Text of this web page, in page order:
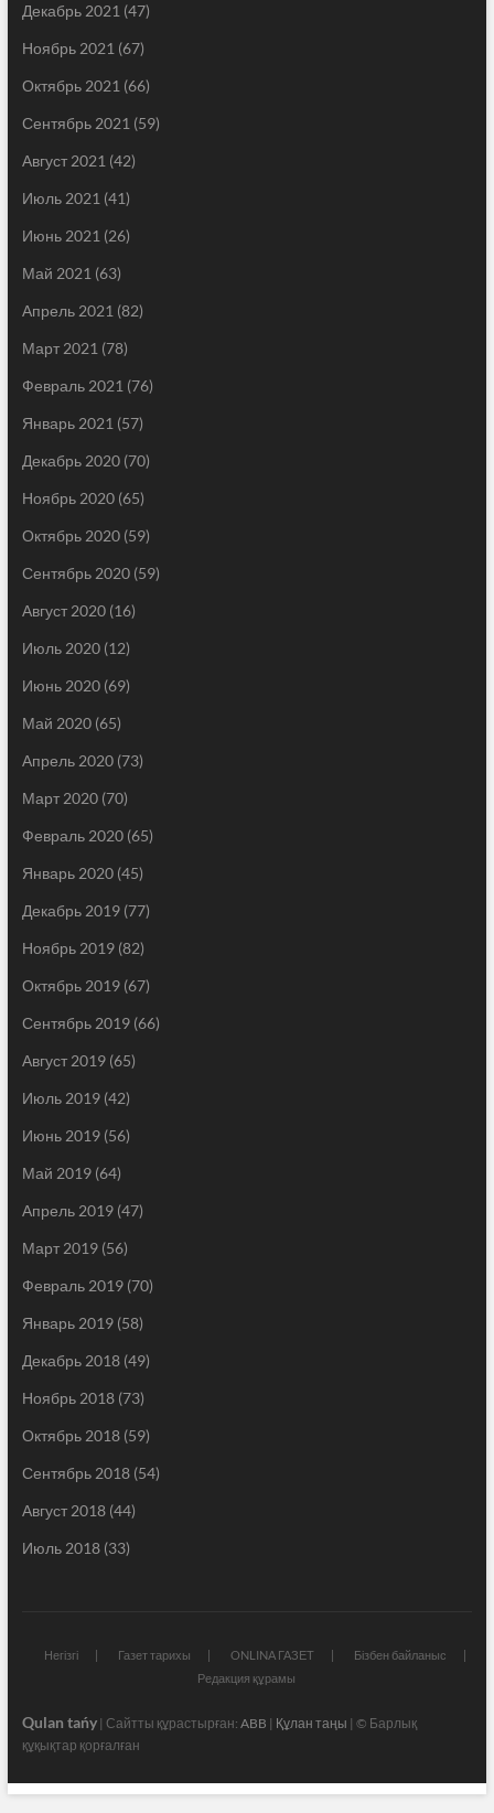
Декабрь 2021 (47)
Ноябрь 2021 (67)
Октябрь 2021 (66)
Сентябрь 2021 (59)
Август 2021 (42)
Июль 2021 (41)
Июнь 2021 (26)
Май 2021 (63)
Апрель 2021 (82)
Март 2021 (78)
Февраль 2021 (76)
Январь 2021 (57)
Декабрь 2020(70)
Ноябрь 2020(65)
Октябрь 2020(59)
Сентябрь 2020(59)
Август 2020(16)
Июль 2020(12)
Июнь 2020(69)
Май 2020(65)
Апрель 2020(73)
Март 2020(70)
Февраль 2020(65)
Январь 2020(45)
Декабрь 2019(77)
Ноябрь 2019(82)
Октябрь 2019(67)
Сентябрь 2019(66)
Август 2019(65)
Июль 2019(42)
Июнь 2019(56)
Май 2019(64)
Апрель 2019(47)
Март 2019(56)
Февраль 2019(70)
Январь 2019(58)
Декабрь 2018(49)
Ноябрь 2018(73)
Октябрь 2018(59)
Сентябрь 2018(54)
Август 2018(44)
Июль 2018(33)
Негізгі Газет тарихы ONLINA ГАЗЕТ
Бізбен байланыс
Редакция құрамы
Qulan tańy| Сайтты құрастырған: ABB | Құлан таңы | © Барлық
құқықтар қорғалған